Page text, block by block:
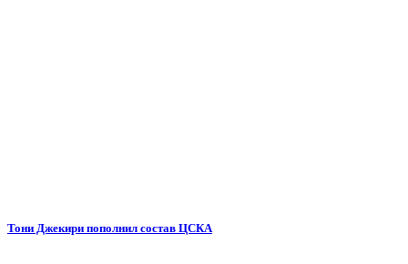
Тони Джекири пополнил состав ЦСКА